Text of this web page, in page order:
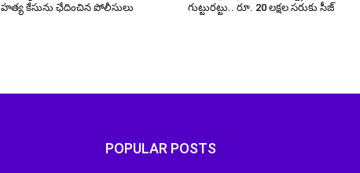
హత్య కేసును ఛేదించిన పోలీసులు
గుట్టురట్టు.. రూ. 20 లక్షల సరుకు సీజ్
POPULAR POSTS